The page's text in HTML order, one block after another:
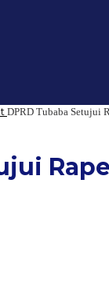
DPRD Tubaba Setujui